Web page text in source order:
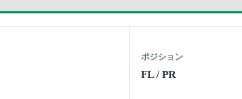
ポジション
FL / PR